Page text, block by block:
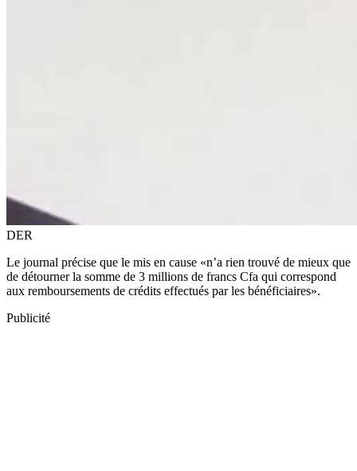
DER
Le journal précise que le mis en cause «n’a rien trouvé de mieux que
de détourner la somme de 3 millions de francs Cfa qui correspond
aux remboursements de crédits effectués par les bénéficiaires».
Publicité